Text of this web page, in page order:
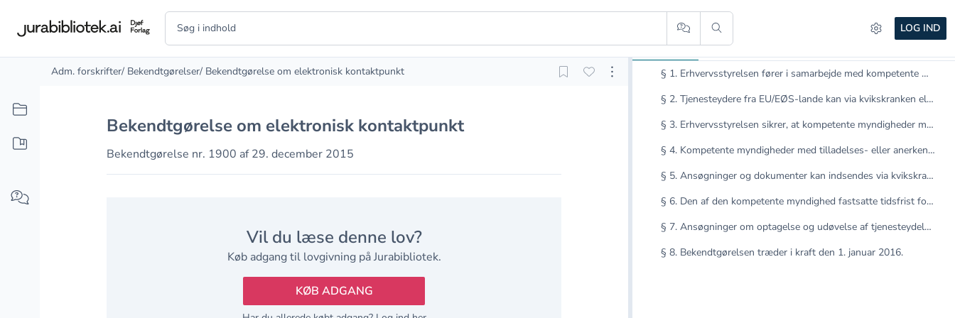
LOG IND
Indhold
AI
§ 1. Erhvervsstyrelsen fører i samarbejde med kompetente myndigheder et elektronisk kontaktpunkt (here...
§ 2. Tjenesteydere fra EU/EØS-lande kan via kvikskranken elektronisk indsende ansøgninger og de dokume...
§ 3. Erhvervsstyrelsen sikrer, at kompetente myndigheder med tilladelses- eller anerkendelsesordninger...
§ 4. Kompetente myndigheder med tilladelses- eller anerkendelsesordninger på kvikskranken skal sikre, ...
§ 5. Ansøgninger og dokumenter kan indsendes via kvikskranken som skannede ansøgninger og dokumenter m...
§ 6. Den af den kompetente myndighed fastsatte tidsfrist for behandling af en ansøgning om at optage o...
§ 7. Ansøgninger om optagelse og udøvelse af tjenesteydelsesvirksomhed eller anerkendelse af erhvervsm...
§ 8. Bekendtgørelsen træder i kraft den 1. januar 2016.
Adm. forskrifter/ Bekendtgørelser/ Bekendtgørelse om elektronisk kontaktpunkt
Bekendtgørelse om elektronisk kontaktpunkt
Bekendtgørelse nr. 1900 af 29. december 2015
Vil du læse denne lov?
Køb adgang til lovgivning på Jurabibliotek.
KØB ADGANG